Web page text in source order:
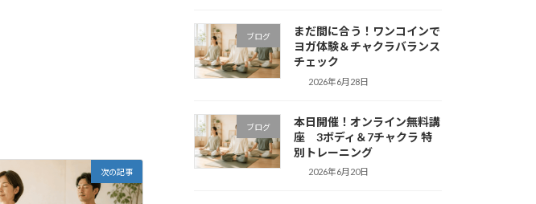
次の記事
ブログ
まだ間に合う！ワンコインで
ヨガ体験＆チャクラバランス
チェック
2026年6月28日
ブログ
本日開催！オンライン無料講
座 3ボディ＆7チャクラ 特
別トレーニング
2026年6月20日